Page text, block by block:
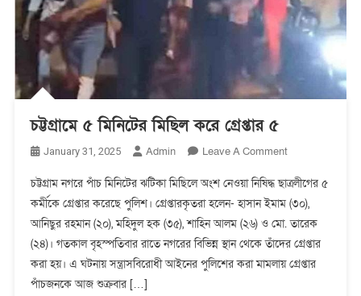
চট্টগ্রামে ৫ মিনিটের মিছিল করে গ্রেপ্তার ৫
January 31, 2025 Admin Leave A CommentOn
৫
মিনিটের
মিছিল
করে
গ্রেপ্তার
চট্টগ্রাম নগরে পাঁচ মিনিটের ঝটিকা মিছিলে অংশ নেওয়া নিষিদ্ধ ছাত্রলীগের ৫
কর্মীকে গ্রেপ্তার করেছে পুলিশ। গ্রেপ্তারকৃতরা হলেন- হাসান ইমাম (৩০),
আনিছুর রহমান (২০), মহিদুল হক (৩৫), শাহিন আলম (২৬) ও মো. তারেক
(২৪)। গতকাল বৃহস্পতিবার রাতে নগরের বিভিন্ন স্থান থেকে তাঁদের গ্রেপ্তার
করা হয়। এ ঘটনায় সন্ত্রাসবিরোধী আইনের পুলিশের করা মামলায় গ্রেপ্তার
পাঁচজনকে আজ শুক্রবার […]